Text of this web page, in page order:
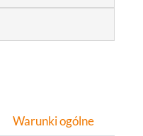
Warunki ogólne